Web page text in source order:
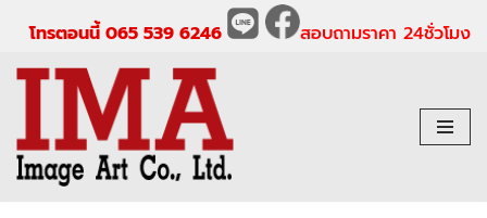
to
โทรตอนนี้ 065 539 6246 สอบถามราคา 24ชั่วโมง